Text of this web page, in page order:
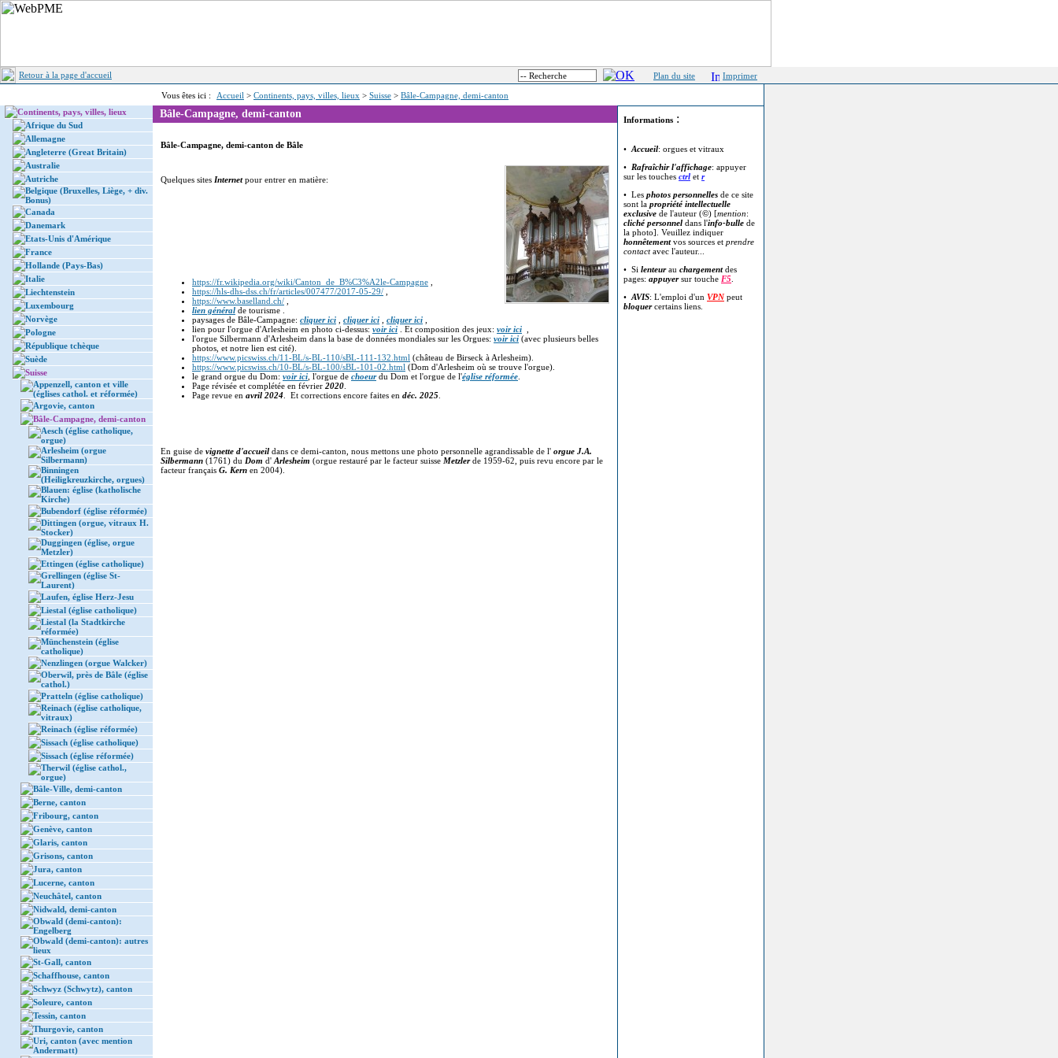
Retour à la page d'accueil Plan du site Imprimer
Vous êtes ici : Accueil > Continents, pays, villes, lieux > Suisse > Bâle-Campagne, demi-canton
Continents, pays, villes, lieux
Afrique du Sud
Allemagne
Angleterre (Great Britain)
Australie
Autriche
Belgique (Bruxelles, Liège, + div.
Bonus)
Canada
Danemark
Etats-Unis d'Amérique
France
Hollande (Pays-Bas)
Italie
Liechtenstein
Luxembourg
Norvège
Pologne
République tchèque
Suède
Suisse
Appenzell, canton et ville
(églises cathol. et réformée)
Argovie, canton
Bâle-Campagne, demi-canton
Aesch (église catholique,
orgue)
Arlesheim (orgue
Silbermann)
Binningen
(Heiligkreuzkirche, orgues)
Blauen: église (katholische
Kirche)
Bubendorf (église réformée)
Dittingen (orgue, vitraux H.
Stocker)
Duggingen (église, orgue
Metzler)
Ettingen (église catholique)
Grellingen (église St-
Laurent)
Laufen, église Herz-Jesu
Liestal (église catholique)
Liestal (la Stadtkirche
réformée)
Münchenstein (église
catholique)
Nenzlingen (orgue Walcker)
Oberwil, près de Bâle (église
cathol.)
Pratteln (église catholique)
Reinach (église catholique,
vitraux)
Reinach (église réformée)
Sissach (église catholique)
Sissach (église réformée)
Therwil (église cathol.,
orgue)
Bâle-Ville, demi-canton
Berne, canton
Fribourg, canton
Genève, canton
Glaris, canton
Grisons, canton
Jura, canton
Lucerne, canton
Neuchâtel, canton
Nidwald, demi-canton
Obwald (demi-canton):
Engelberg
Obwald (demi-canton): autres
lieux
St-Gall, canton
Schaffhouse, canton
Schwyz (Schwytz), canton
Soleure, canton
Tessin, canton
Thurgovie, canton
Uri, canton (avec mention
Andermatt)
Bâle-Campagne, demi-canton
Bâle-Campagne, demi-canton de Bâle
Quelques sites Internet pour entrer en matière:
https://fr.wikipedia.org/wiki/Canton_de_B%C3%A2le-Campagne
https://hls-dhs-dss.ch/fr/articles/007477/2017-05-29/
https://www.baselland.ch/
lien général de tourisme .
paysages de Bâle-Campagne: cliquer ici cliquer ici cliquer ici
lien pour l'orgue d'Arlesheim en photo ci-dessus: voir ici . Et composition des jeux: voir ici
l'orgue Silbermann d'Arlesheim dans la base de données mondiales sur les Orgues: voir ici (avec plusieurs belles
photos, et notre lien est cité).
https://www.picswiss.ch/11-BL/s-BL-110/sBL-111-132.html (château de Birseck à Arlesheim).
https://www.picswiss.ch/10-BL/s-BL-100/sBL-101-02.html (Dom d'Arlesheim où se trouve l'orgue).
le grand orgue du Dom: voir ici , l'orgue de choeurdu Dom et l'orgue de l'église réformée
Page révisée et complétée en février 2020
Page revue en avril 2024 . Et corrections encore faites en déc. 2025
En guise de vignette d'accueil dans ce demi-canton, nous mettons une photo personnelle agrandissable de l' orgue J.A.
Silbermann (1761) du Dom d' Arlesheim (orgue restauré par le facteur suisse Metzler de 1959-62, puis revu encore par le
facteur français G. Kern en 2004).
Informations :
• Accueil: orgues et vitraux
• Rafraîchir l'affichage: appuyer
sur les touches ctrl et r
• Les photos personnelles de ce site
sont la propriété intellectuelle
exclusive de l'auteur (©) [mention:
cliché personnel dans l'info-bulle de
la photo]. Veuillez indiquer
honnêtementvos sources et prendre
contactavec l'auteur...
• Si lenteurau chargementdes
pages: appuyersur touche F5
• AVIS: L'emploi d'un VPNpeut
bloquercertains liens.